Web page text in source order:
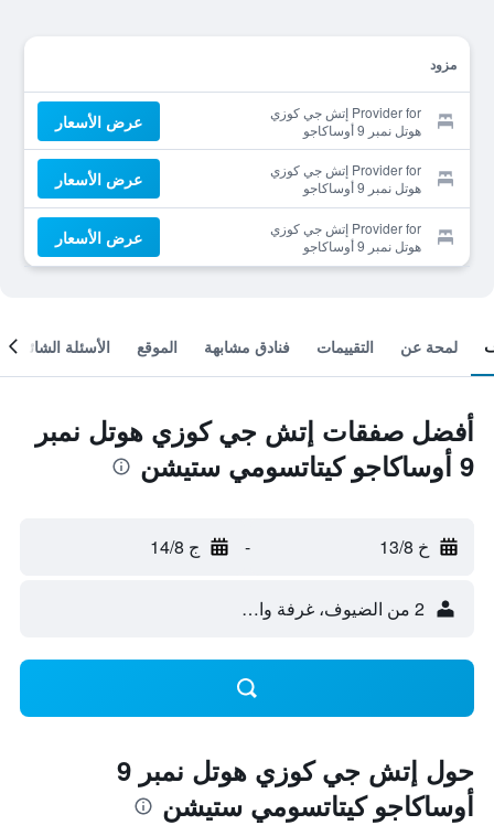
مزود
Provider for إتش جي كوزي
هوتل نمبر 9 أوساكاجو
كيتاتسومي ستيشن
عرض الأسعار
Provider for إتش جي كوزي
هوتل نمبر 9 أوساكاجو
كيتاتسومي ستيشن
عرض الأسعار
Provider for إتش جي كوزي
هوتل نمبر 9 أوساكاجو
كيتاتسومي ستيشن
عرض الأسعار
لمحة عن التقييمات فنادق مشابهة الموقع الأسئلة الشائعة
أفضل صفقات إتش جي كوزي هوتل نمبر
9 أوساكاجو كيتاتسومي ستيشن
خ 13/8 - ج 14/8
2 من الضيوف، غرفة واحدة
حول إتش جي كوزي هوتل نمبر 9
أوساكاجو كيتاتسومي ستيشن